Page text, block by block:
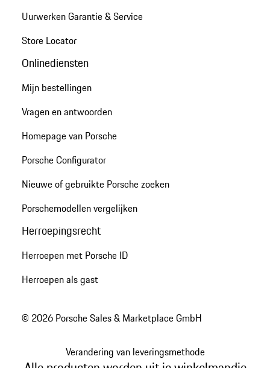
Uurwerken Garantie & Service
Store Locator
Onlinediensten
Mijn bestellingen
Vragen en antwoorden
Homepage van Porsche
Porsche Configurator
Nieuwe of gebruikte Porsche zoeken
Porschemodellen vergelijken
Herroepingsrecht
Herroepen met Porsche ID
Herroepen als gast
© 2026 Porsche Sales & Marketplace GmbH
Verandering van leveringsmethode